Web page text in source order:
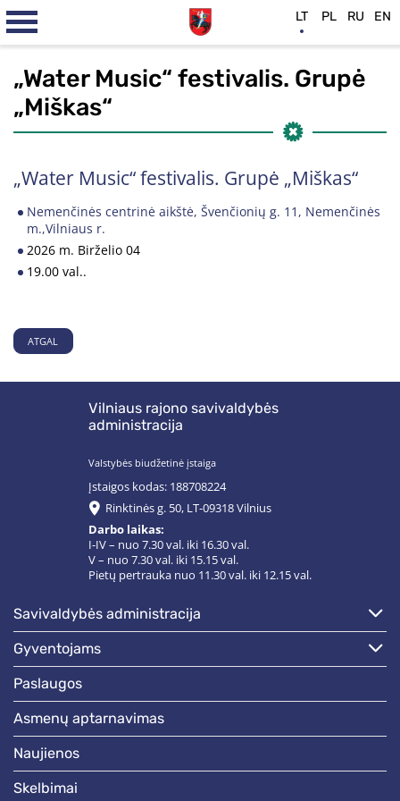
„Water Music“ festivalis. Grupė
„Miškas“
„Water Music“ festivalis. Grupė „Miškas“
Nemenčinės centrinė aikštė, Švenčionių g. 11, Nemenčinės
m.,Vilniaus r.
2026 m. Birželio 04
19.00 val..
ATGAL
Vilniaus rajono savivaldybės
administracija
Valstybės biudžetinė įstaiga
Įstaigos kodas: 188708224
Rinktinės g. 50, LT-09318 Vilnius
Darbo laikas:
I-IV – nuo 7.30 val. iki 16.30 val.
V – nuo 7.30 val. iki 15.15 val.
Pietų pertrauka nuo 11.30 val. iki 12.15 val.
savivaldybės administracija
gyventojams
paslaugos
asmenų aptarnavimas
naujienos
skelbimai
LT PL RU EN